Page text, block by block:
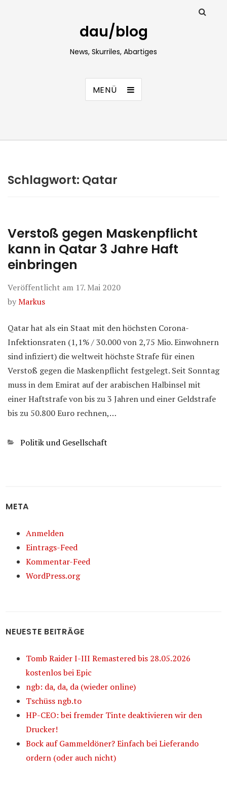
dau/blog
News, Skurriles, Abartiges
MENÜ
Schlagwort: Qatar
Verstoß gegen Maskenpflicht
kann in Qatar 3 Jahre Haft
einbringen
Veröffentlicht am 17. Mai 2020
byMarkus
Qatar hat als ein Staat mit den höchsten Corona-
Infektionsraten (1,1% / 30.000 von 2,75 Mio. Einwohnern
sind infiziert) die weltweit höchste Strafe für einen
Verstoß gegen die Maskenpflicht festgelegt. Seit Sonntag
muss in dem Emirat auf der arabischen Halbinsel mit
einer Haftstrafe von bis zu 3 Jahren und einer Geldstrafe
bis zu 50.800 Euro rechnen,…
Kategorien
Politik und Gesellschaft
META
Anmelden
Eintrags-Feed
Kommentar-Feed
WordPress.org
NEUESTE BEITRÄGE
Tomb Raider I-III Remastered bis 28.05.2026
kostenlos bei Epic
ngb: da, da, da (wieder online)
Tschüss ngb.to
HP-CEO: bei fremder Tinte deaktivieren wir den
Drucker!
Bock auf Gammeldöner? Einfach bei Lieferando
ordern (oder auch nicht)